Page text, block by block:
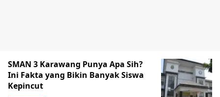
SMAN 3 Karawang Punya Apa Sih?
Ini Fakta yang Bikin Banyak Siswa
Kepincut